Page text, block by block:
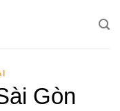
Gòn